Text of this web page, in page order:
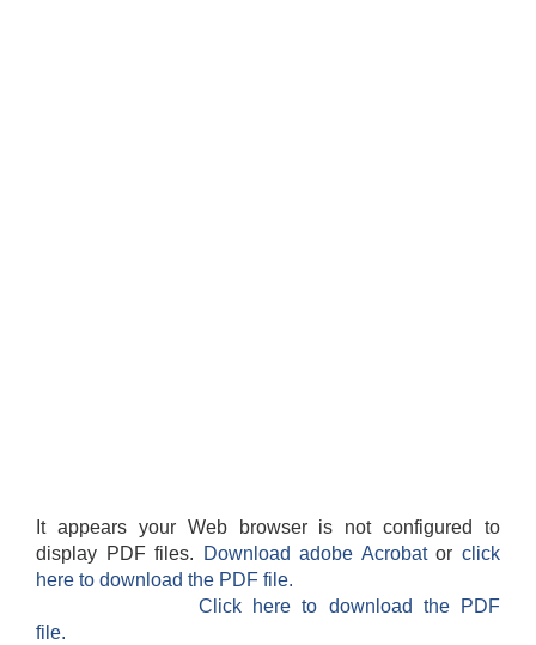
It appears your Web browser is not configured to
display PDF files.
Download adobe Acrobatorclick
here to download the PDF file.
Click here to download the PDF
file.